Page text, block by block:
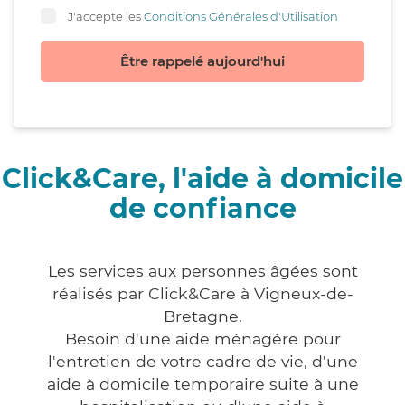
J'accepte lesConditions Générales d'Utilisation
Être rappelé aujourd'hui
Click&Care, l'aide à domicile
de confiance
Les services aux personnes âgées sont
réalisés par Click&Care à Vigneux-de-
Bretagne.
Besoin d'une aide ménagère pour
l'entretien de votre cadre de vie, d'une
aide à domicile temporaire suite à une